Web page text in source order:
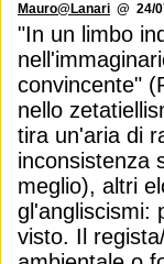
Mauro@Lanari @ 24/
"In un limbo
convincente"
nello
tira un'aria di
inconsistenza
meglio), altri
gl'angliscismi:
visto. Il